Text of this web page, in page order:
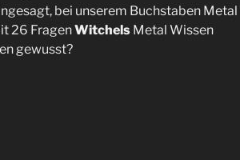
bei unserem Buchstaben Metal
26 FragenWitchels Metal Wissen
gewusst?